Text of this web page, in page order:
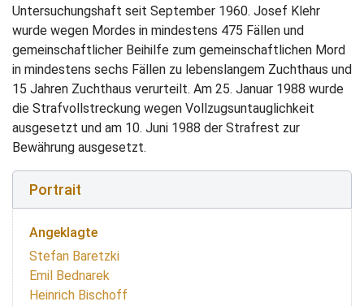
Untersuchungshaft seit September 1960. Josef Klehr
wurde wegen Mordes in mindestens 475 Fällen und
gemeinschaftlicher Beihilfe zum gemeinschaftlichen Mord
in mindestens sechs Fällen zu lebenslangem Zuchthaus und
15 Jahren Zuchthaus verurteilt. Am 25. Januar 1988 wurde
die Strafvollstreckung wegen Vollzugsuntauglichkeit
ausgesetzt und am 10. Juni 1988 der Strafrest zur
Bewährung ausgesetzt.
Portrait
Angeklagte
Stefan Baretzki
Emil Bednarek
Heinrich Bischoff